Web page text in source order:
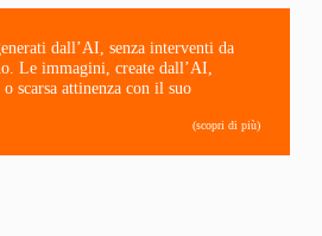
dall’AI, senza interventi da
Le immagini, create dall’AI,
scarsa attinenza con il suo
(scopri di più)